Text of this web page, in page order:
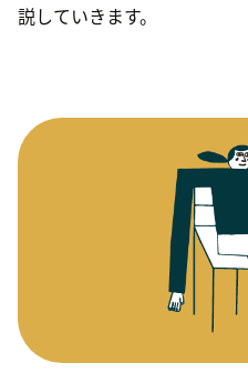
説していきます。